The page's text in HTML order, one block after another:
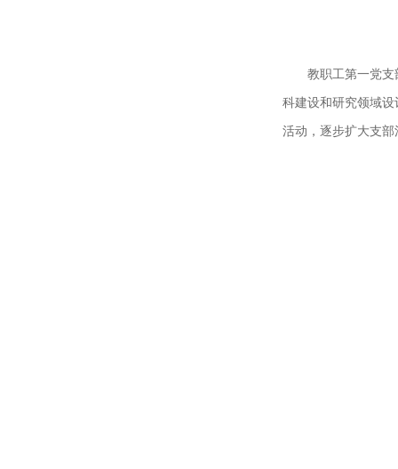
教职工第一党
科建设和研究领域
活动，逐步扩大支